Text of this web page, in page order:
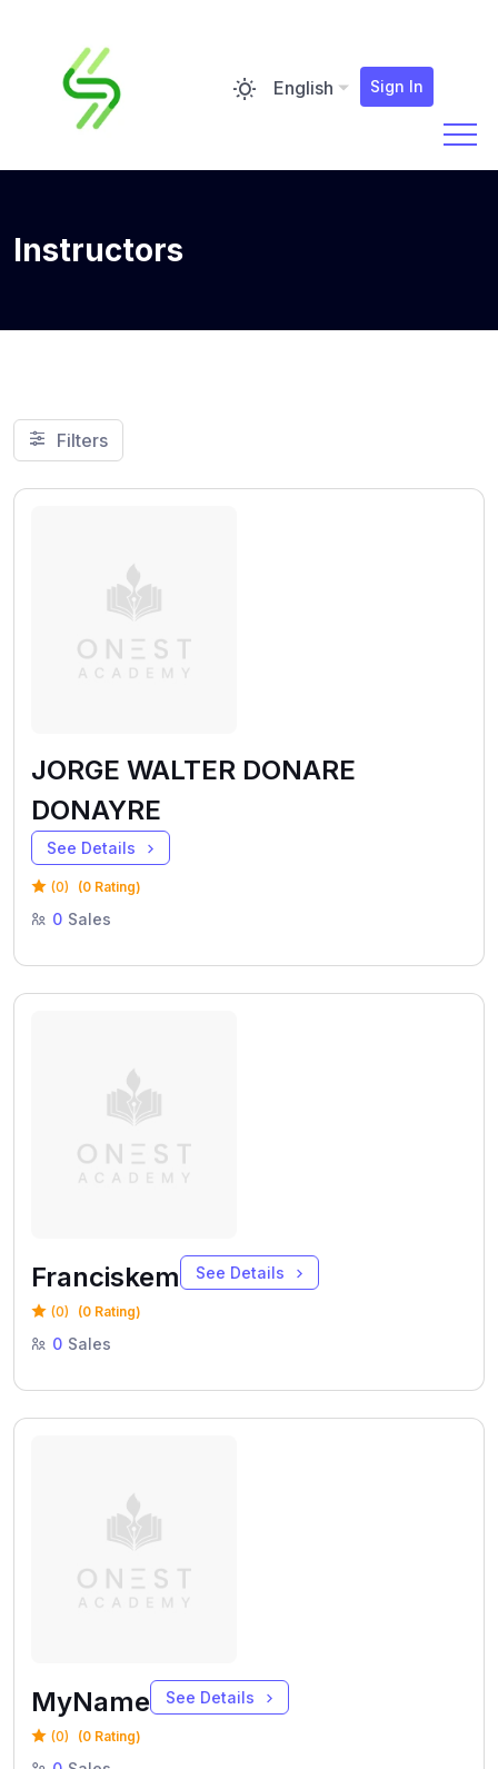
English Sign In
Instructors
Filters
JORGE WALTER DONARE
DONAYRE
See Details
(0) (0 Rating)
0 Sales
Franciskem See Details
(0) (0 Rating)
0 Sales
MyName See Details
(0) (0 Rating)